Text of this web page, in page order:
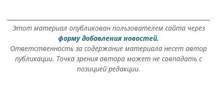
Этот материал опубликован пользователем сайта через
форму добавления новостей.
Ответственность за содержание материала несет автор
публикации. Точка зрения автора может не совпадать с
позицией редакции.